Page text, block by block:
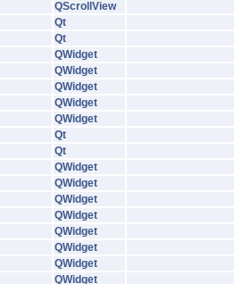
QScrollView
Qt
Qt
QWidget
QWidget
QWidget
QWidget
QWidget
Qt
Qt
QWidget
QWidget
QWidget
QWidget
QWidget
QWidget
QWidget
QWidget